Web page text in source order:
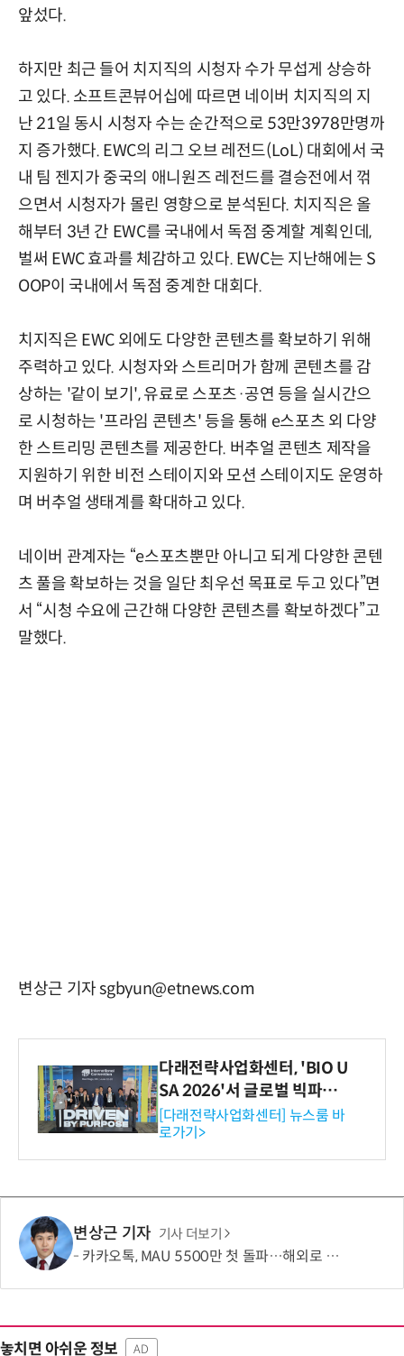
앞섰다.
하지만 최근 들어 치지직의 시청자 수가 무섭게 상승하
고 있다. 소프트콘뷰어십에 따르면 네이버 치지직의 지
난 21일 동시 시청자 수는 순간적으로 53만3978만명까
지 증가했다. EWC의 리그 오브 레전드(LoL) 대회에서 국
내 팀 젠지가 중국의 애니원즈 레전드를 결승전에서 꺾
으면서 시청자가 몰린 영향으로 분석된다. 치지직은 올
해부터 3년 간 EWC를 국내에서 독점 중계할 계획인데,
벌써 EWC 효과를 체감하고 있다. EWC는 지난해에는 S
OOP이 국내에서 독점 중계한 대회다.
치지직은 EWC 외에도 다양한 콘텐츠를 확보하기 위해
주력하고 있다. 시청자와 스트리머가 함께 콘텐츠를 감
상하는 '같이 보기', 유료로 스포츠·공연 등을 실시간으
로 시청하는 '프라임 콘텐츠' 등을 통해 e스포츠 외 다양
한 스트리밍 콘텐츠를 제공한다. 버추얼 콘텐츠 제작을
지원하기 위한 비전 스테이지와 모션 스테이지도 운영하
며 버추얼 생태계를 확대하고 있다.
네이버 관계자는 “e스포츠뿐만 아니고 되게 다양한 콘텐
츠 풀을 확보하는 것을 일단 최우선 목표로 두고 있다”면
서 “시청 수요에 근간해 다양한 콘텐츠를 확보하겠다”고
말했다.
변상근 기자 sgbyun@etnews.com
다래전략사업화센터, 'BIO U
SA 2026'서 글로벌 빅파마
와의 비즈니스 미팅 지원…K
-바이오 해외 진출 교두보 확
보
[다래전략사업화센터] 뉴스룸 바
로가기>
변상근 기자 기사 더보기
카카오톡, MAU 5500만 첫 돌파…해외로 성장판 넓힌다
놓치면 아쉬운 정보 AD